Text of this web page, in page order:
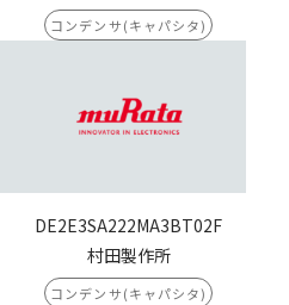
コンデンサ(キャパシタ)
DE2E3SA222MA3BT02F
村田製作所
コンデンサ(キャパシタ)